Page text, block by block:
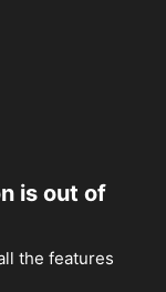
is out of
the features